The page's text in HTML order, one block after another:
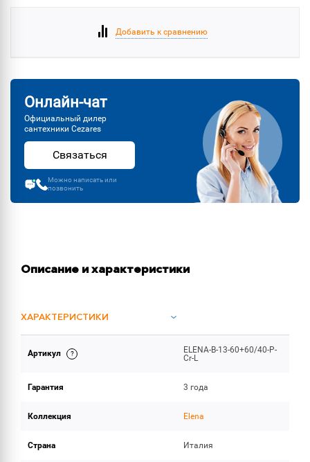
Добавить к сравнению
Онлайн-чат
Официальный дилер
сантехники Cezares
Связаться
Можно написать или
позвонить
Описание и характеристики
ХАРАКТЕРИСТИКИ
ОБЪЕМ ПОСТАВКИ
Артикул
ELENA-B-13-60+60/40-P-
Cr-L
Гарантия 3 года
Коллекция Elena
Страна Италия